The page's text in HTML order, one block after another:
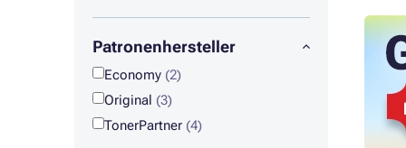
Patronenhersteller
Economy (2)
Original (3)
TonerPartner (4)